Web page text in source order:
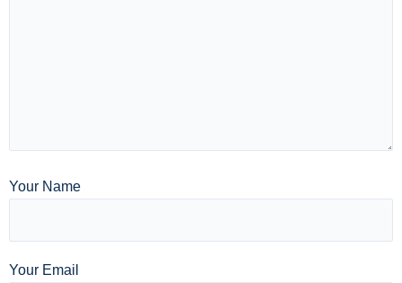
Your Name
Your Email